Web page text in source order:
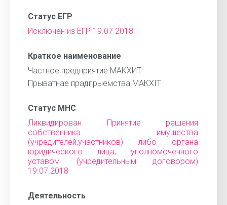
Статус ЕГР
Исключен из ЕГР 19.07.2018
Краткое наименование
Частное предприятие МАКХИТ
Прыватнае прадпрыемства МАКХІТ
Статус МНС
Ликвидирован Принятие решения
собственника имущества
(учредителей,участников) либо органа
юридического лица, уполномоченного
уставом (учредительным договором)
19.07.2018
Деятельность